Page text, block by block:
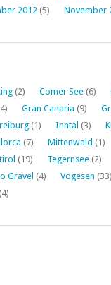
2012 (5) November
(2) Comer See (6)
Gran Canaria (9)
(1) Inntal (3)
(7) Mittenwald (1)
(19) Tegernsee (2)
Gravel (4) Vogesen (33)
(4)